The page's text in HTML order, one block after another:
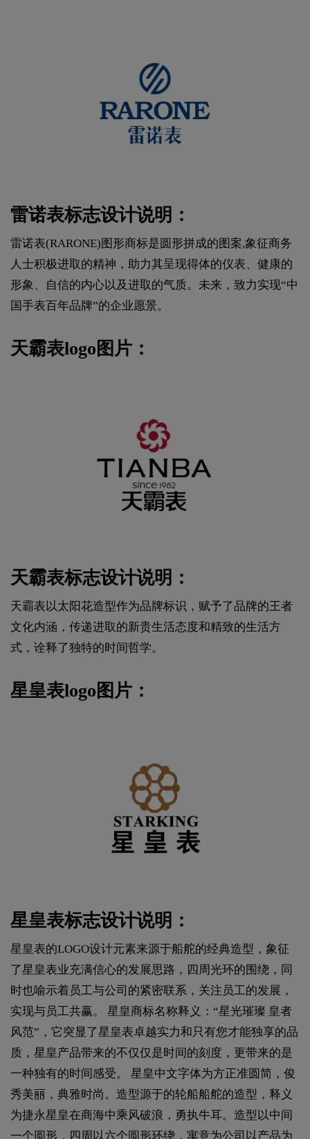
雷诺表标志设计说明：
雷诺表(RARONE)图形商标是圆形拼成的图案,象征商务
人士积极进取的精神，助力其呈现得体的仪表、健康的
形象、自信的内心以及进取的气质。未来，致力实现“中
国手表百年品牌”的企业愿景。
天霸表logo图片：
天霸表标志设计说明：
天霸表以太阳花造型作为品牌标识，赋予了品牌的王者
文化内涵，传递进取的新贵生活态度和精致的生活方
式，诠释了独特的时间哲学。
星皇表logo图片：
星皇表标志设计说明：
星皇表的LOGO设计元素来源于船舵的经典造型，象征
了星皇表业充满信心的发展思路，四周光环的围绕，同
时也喻示着员工与公司的紧密联系，关注员工的发展，
实现与员工共赢。 星皇商标名称释义：“星光璀璨 皇者
风范”，它突显了星皇表卓越实力和只有您才能独享的品
质，星皇产品带来的不仅仅是时间的刻度，更带来的是
一种独有的时间感受。 星皇中文字体为方正准圆简，俊
秀美丽，典雅时尚。造型源于的轮船船舵的造型，释义
为捷永星皇在商海中乘风破浪，勇执牛耳。造型以中间
一个圆形，四周以六个圆形环绕，寓意为公司以产品为